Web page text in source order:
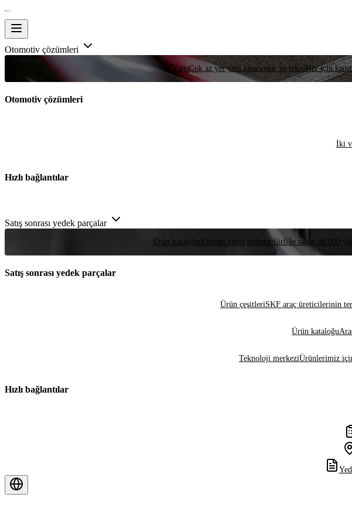
Otomotiv çözümleri
YarışÇok az yer yeni tasarımlar ve teknikler için
Otomotiv çözümleri
İki
Hızlı bağlantılar
Satış sonrası yedek parçalar
Ürün kataloğu Küresel çapta bulunabilirliğe sahip 20.000
Satış sonrası yedek parçalar
Ürün çeşitleriSKF araç üreticilerinin
Ürün kataloğu
Teknoloji merkeziÜrünlerimiz
Hızlı bağlantılar